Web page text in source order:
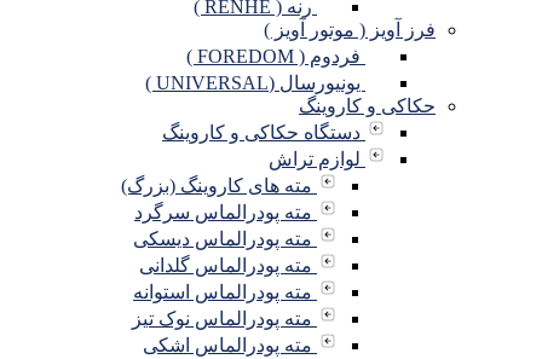
رنه ( RENHE )
فرز آویز ( موتور آویز )
فردوم ( FOREDOM )
یونیورسال (UNIVERSAL )
حکاکی و کاروینگ
دستگاه حکاکی و کاروینگ
لوازم تراش
مته های کاروینگ (بزرگ)
مته پودرالماس سرگرد
مته پودرالماس دیسکی
مته پودرالماس گلدانی
مته پودرالماس استوانه
مته پودرالماس نوک تیز
مته پودرالماس اشکی